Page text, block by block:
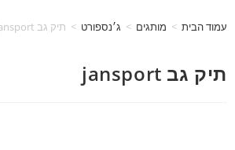
עמוד הבית > מותגים > ג׳נספורט > תיק גב jansport
תיק גב jansport